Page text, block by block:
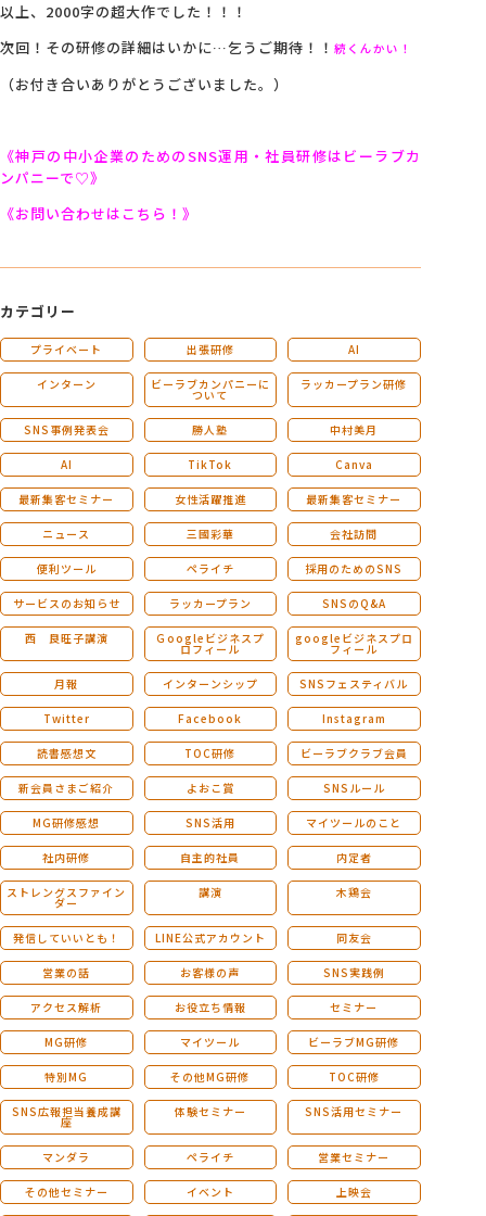
以上、2000字の超大作でした！！！
次回！その研修の詳細はいかに…乞うご期待！！ 続くんかい！
（お付き合いありがとうございました。）
《神戸の中小企業のためのSNS運用・社員研修はビーラブカ
ンパニーで♡》
《お問い合わせはこちら！》
カテゴリー
プライベート 出張研修 AI
インターン ビーラブカンパニーに
ついて
ラッカープラン研修
SNS事例発表会 勝人塾 中村美月
AI TikTok Canva
最新集客セミナー 女性活躍推進 最新集客セミナー
ニュース 三國彩華 会社訪問
便利ツール ペライチ 採用のためのSNS
サービスのお知らせ ラッカープラン SNSのQ&A
西 良旺子講演 Ｇoogleビジネスプ
ロフィール
googleビジネスプロ
フィール
月報 インターンシップ SNSフェスティバル
Twitter Facebook Instagram
読書感想文 TOC研修 ビーラブクラブ会員
新会員さまご紹介 よおこ賞 SNSルール
MG研修感想 SNS活用 マイツールのこと
社内研修 自主的社員 内定者
ストレングスファイン
ダー
講演 木鶏会
発信していいとも！ LINE公式アカウント 同友会
営業の話 お客様の声 SNS実践例
アクセス解析 お役立ち情報 セミナー
MG研修 マイツール ビーラブMG研修
特別MG その他MG研修 TOC研修
SNS広報担当養成講
座
体験セミナー SNS活用セミナー
マンダラ ペライチ 営業セミナー
その他セミナー イベント 上映会